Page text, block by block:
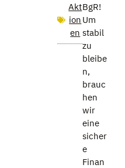
Akt
ion
en
BgR!
Um
stabil
zu
bleibe
n,
brauc
hen
wir
eine
sicher
e
Finan